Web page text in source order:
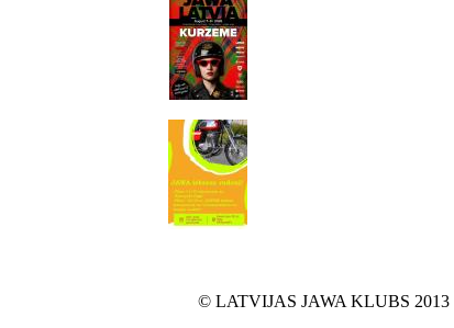
© LATVIJAS JAWA KLUBS 2013